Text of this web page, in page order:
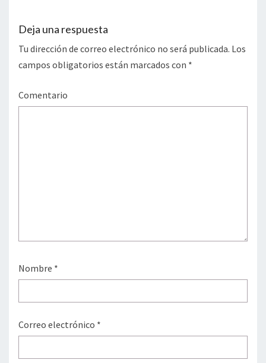
Deja una respuesta
Tu dirección de correo electrónico no será publicada. Los
campos obligatorios están marcados con *
Comentario
Nombre *
Correo electrónico *